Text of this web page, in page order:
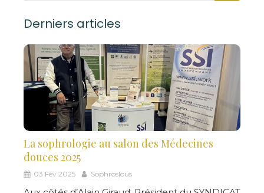
Derniers articles
La sophrologie au salon des Médecines
douces 2025
03 Fév 2025 Sophroslous